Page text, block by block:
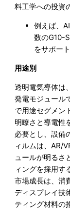
料工学への投資
例えば、
数のG10-
をサポー
用途別
透明電気導体は
発電モジュール
で用途セグメン
明瞭さと導電性
必要とし、設備
ィルムは、AR/
ュールが明るさ
ィングを採用す
市場成長は、消
ディスプレイ技
ティング材料の